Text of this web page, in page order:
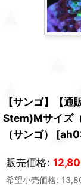
【サンゴ】【
Stem)Mサイズ
（サンゴ）
[
販売価格:
希望小売価格: